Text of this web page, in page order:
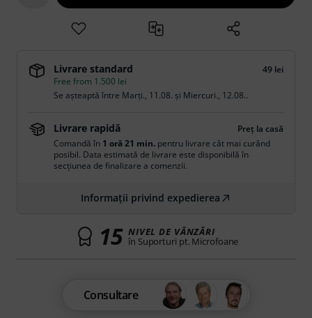
Livrare standard
49 lei
Free from 1.500 lei
Se așteaptă între Marți., 11.08. și Miercuri., 12.08..
Livrare rapidă
Preț la casă
Comandă în 1 oră 21 min. pentru livrare cât mai curând
posibil. Data estimată de livrare este disponibilă în
secțiunea de finalizare a comenzii.
Informații privind expedierea
15 NIVEL DE VÂNZĂRI
în Suporturi pt. Microfoane
Consultare